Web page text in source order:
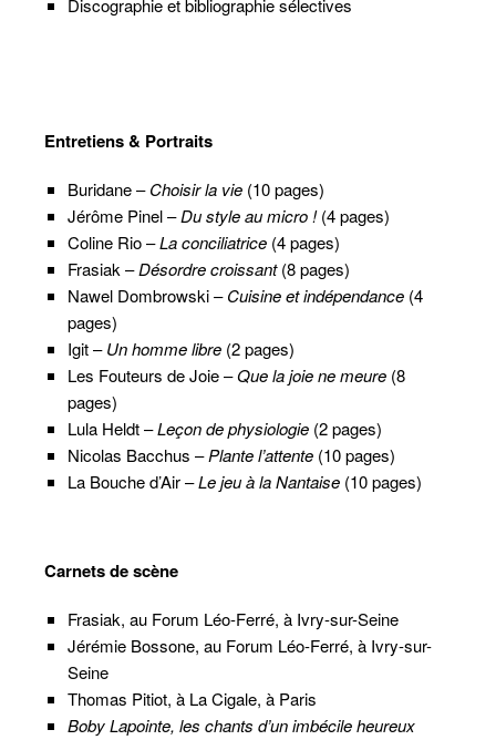
Discographie et bibliographie sélectives
Entretiens & Portraits
Buridane –Choisir la vie (10 pages)
Jérôme Pinel –Du style au micro !(4 pages)
Coline Rio –La conciliatrice (4 pages)
Frasiak –Désordre croissant(8 pages)
Nawel Dombrowski –Cuisine et indépendance (4
pages)
Igit –Un homme libre (2 pages)
Les Fouteurs de Joie –Que la joie ne meure (8
pages)
Lula Heldt –Leçon de physiologie (2 pages)
Nicolas Bacchus –Plante l’attente (10 pages)
La Bouche d’Air –Le jeu à la Nantaise (10 pages)
Carnets de scène
Frasiak, au Forum Léo-Ferré, à Ivry-sur-Seine
Jérémie Bossone, au Forum Léo-Ferré, à Ivry-sur-
Seine
Thomas Pitiot, à La Cigale, à Paris
Boby Lapointe, les chants d’un imbécile heureux